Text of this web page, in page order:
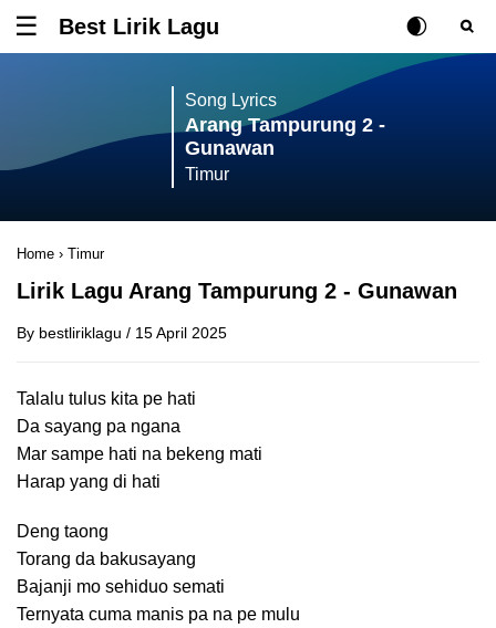
Tombol untuk membuka atau menutup menu
Best Lirik Lagu Rubah Posisi
Tombol
Song Lyrics
Arang Tampurung 2 -
Gunawan
Timur
Home › Timur
Lirik Lagu Arang Tampurung 2 - Gunawan
By bestliriklagu / 15 April 2025
Talalu tulus kita pe hati
Da sayang pa ngana
Mar sampe hati na bekeng mati
Harap yang di hati
Deng taong
Torang da bakusayang
Bajanji mo sehiduo semati
Ternyata cuma manis pa na pe mulu